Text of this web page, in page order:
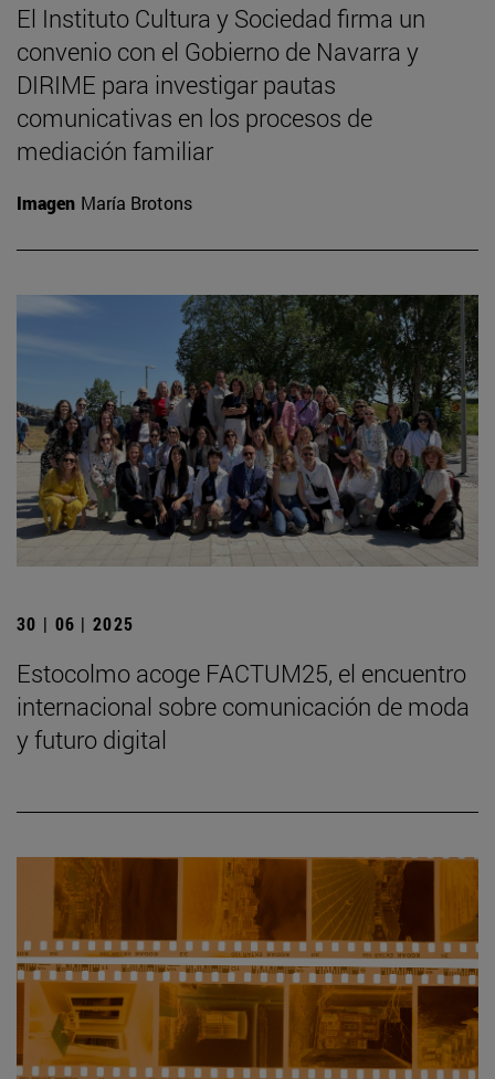
El Instituto Cultura y Sociedad firma un
convenio con el Gobierno de Navarra y
DIRIME para investigar pautas
comunicativas en los procesos de
mediación familiar
Imagen María Brotons
30 | 06 | 2025
Estocolmo acoge FACTUM25, el encuentro
internacional sobre comunicación de moda
y futuro digital